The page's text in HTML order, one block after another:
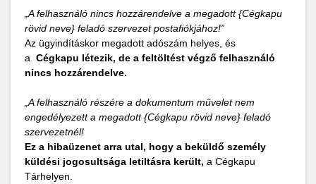
„A felhasználó nincs hozzárendelve a megadott {Cégkapu
rövid neve} feladó szervezet postafiókjához!”
Az ügyindításkor megadott adószám helyes, és
a Cégkapu létezik, de a feltöltést végző felhasználó
nincs hozzárendelve.
„A felhasználó részére a dokumentum művelet nem
engedélyezett a megadott {Cégkapu rövid neve} feladó
szervezetnél!
Ez a hibaüzenet arra utal, hogy a beküldő személy
küldési jogosultsága letiltásra került, a Cégkapu
Tárhelyen.